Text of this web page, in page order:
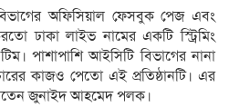
অফিসিয়াল ফেসবুক পেজ এবং
ঢাকা লাইভ নামের একটি স্ট্রিমিং
টিম। পাশাপাশি আইসিটি বিভাগের নানা
কাজও পেতো এই প্রতিষ্ঠানটি। এর
জুনাইদ আহমেদ পলক।